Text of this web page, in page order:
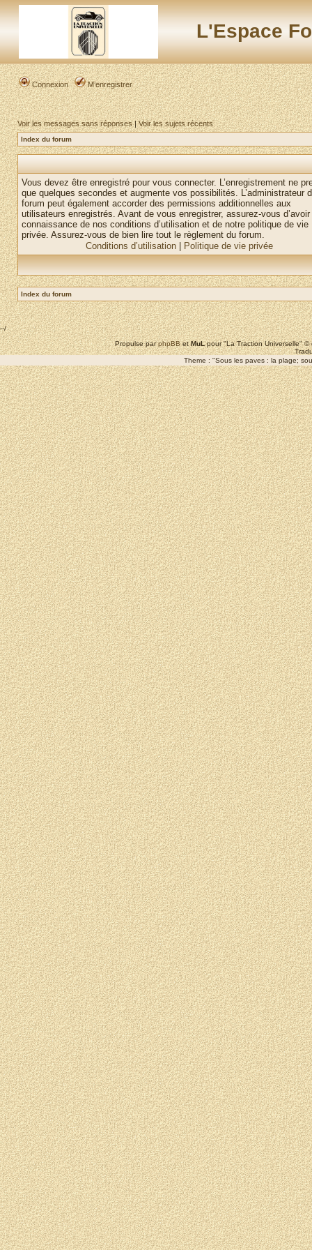
L'Espace
Connexion M’enregistrer
Voir les messages sans réponses|Voir les sujets récents
Index du forum
Vous devez être enregistré pour vous connecter. L’enregistrement ne
que quelques secondes et augmente vos possibilités. L’administrateur
forum peut également accorder des permissions additionnelles aux
utilisateurs enregistrés. Avant de vous enregistrer, assurez-vous
connaissance de nos conditions d’utilisation et de notre politique de vie
privée. Assurez-vous de bien lire tout le règlement du forum.
Conditions d’utilisation
Politique de vie privée
Index du forum
--/
Propulse parphpBBetMuLpour "La Traction Universelle"
Theme : "Sous les paves : la plage;